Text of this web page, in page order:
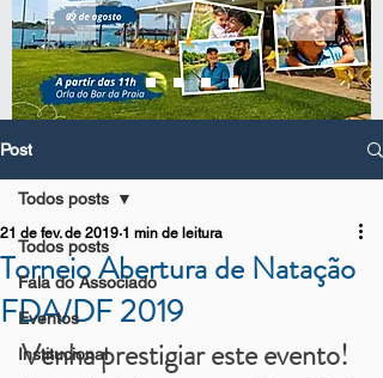
Post
Todos posts
Fala do Associado
Eventos
Institucional
Todos posts
Torneio Abertura de Natação
FDA/DF 2019
21 de fev. de 2019 1 min de leitura
Venha prestigiar este evento!